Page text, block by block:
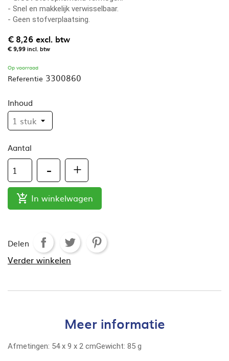
- Snel en makkelijk verwisselbaar.
- Geen stofverplaatsing.
€ 8,26 excl. btw
€ 9,99incl. btw
Op voorraad
Referentie 3300860
Inhoud
Aantal
 In winkelwagen
Delen
Verder winkelen
Meer informatie
Afmetingen: 54x 9 x 2 cmGewicht: 85 g